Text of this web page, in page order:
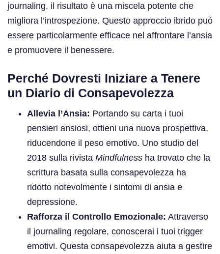
journaling, il risultato è una miscela potente che
migliora l’introspezione. Questo approccio ibrido può
essere particolarmente efficace nel affrontare l’ansia
e promuovere il benessere.
Perché Dovresti Iniziare a Tenere
un Diario di Consapevolezza
Allevia l’Ansia: Portando su carta i tuoi
pensieri ansiosi, ottieni una nuova prospettiva,
riducendone il peso emotivo. Uno studio del
2018 sulla rivista Mindfulness ha trovato che la
scrittura basata sulla consapevolezza ha
ridotto notevolmente i sintomi di ansia e
depressione.
Rafforza il Controllo Emozionale: Attraverso
il journaling regolare, conoscerai i tuoi trigger
emotivi. Questa consapevolezza aiuta a gestire